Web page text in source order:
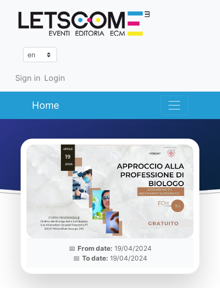
Sign in Login
Home
📅 From date: 19/04/2024
📅 To date: 19/04/2024